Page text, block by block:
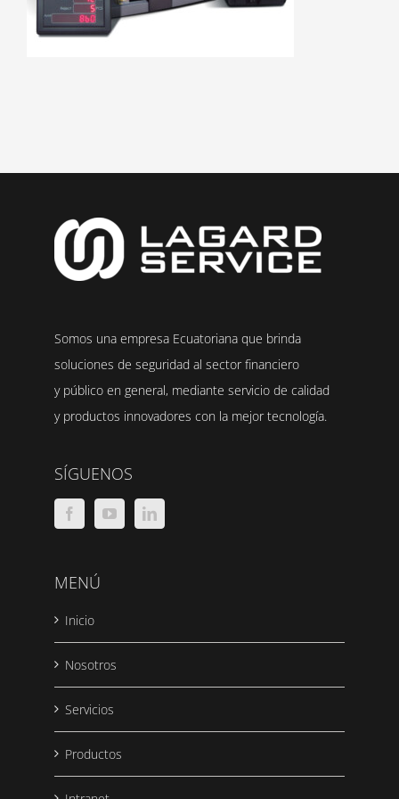
Somos una empresa Ecuatoriana que brinda
soluciones de seguridad al sector financiero
y público en general, mediante servicio de calidad
y productos innovadores con la mejor tecnología.
SÍGUENOS
MENÚ
Inicio
Nosotros
Servicios
Productos